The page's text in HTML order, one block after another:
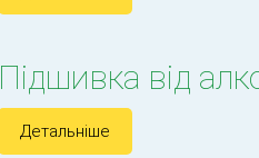
Підшивка від
Детальніше